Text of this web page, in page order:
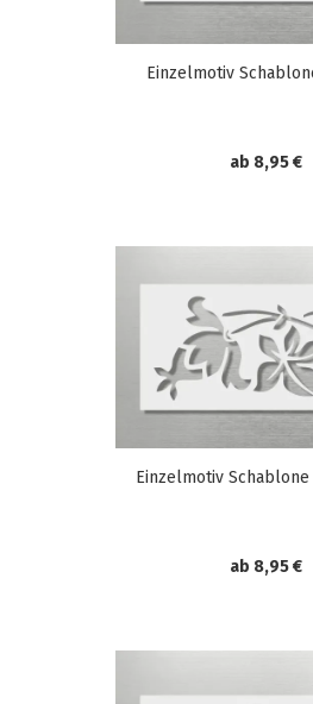
Einzelmotiv
ab 8,95 €
Einzelmotiv
ab 8,95 €